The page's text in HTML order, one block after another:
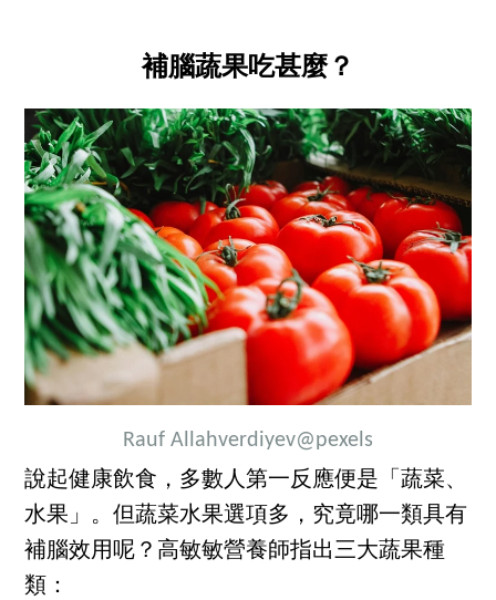
補腦蔬果吃甚麼？
Rauf Allahverdiyev@pexels
說起健康飲食，多數人第一反應便是「蔬菜、
水果」。但蔬菜水果選項多，究竟哪一類具有
補腦效用呢？高敏敏營養師指出三大蔬果種
類：